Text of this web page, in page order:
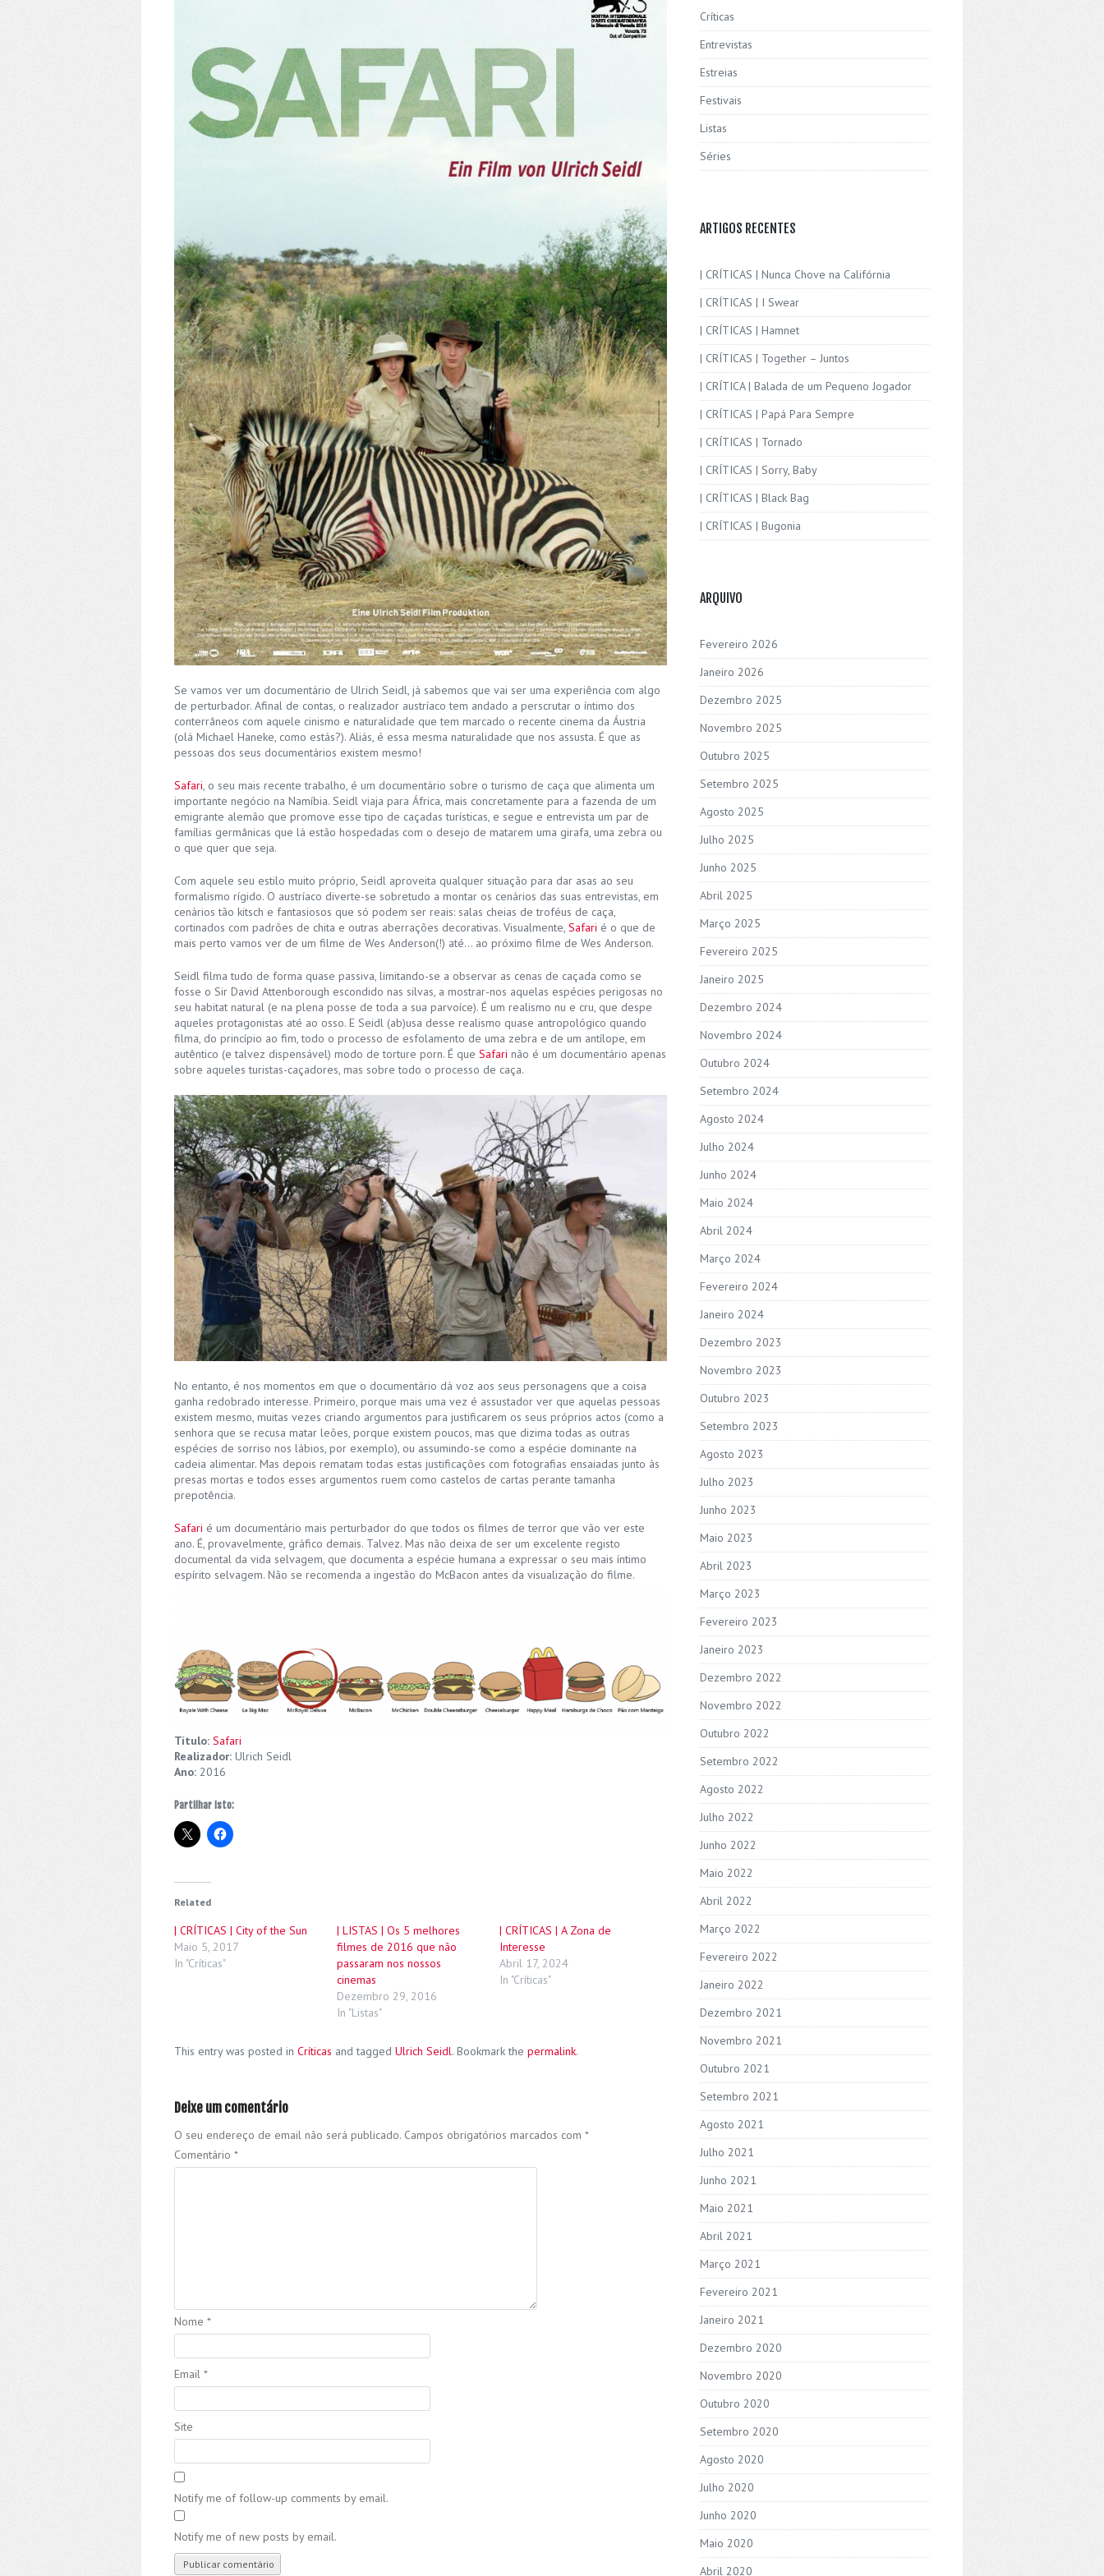
Se vamos ver um documentário de Ulrich Seidl, já sabemos que vai ser uma experiência com algo
de perturbador. Afinal de contas, o realizador austríaco tem andado a perscrutar o íntimo dos
conterrâneos com aquele cinismo e naturalidade que tem marcado o recente cinema da Áustria
(olá Michael Haneke, como estás?). Aliás, é essa mesma naturalidade que nos assusta. É que as
pessoas dos seus documentários existem mesmo!
Safari, o seu mais recente trabalho, é um documentário sobre o turismo de caça que alimenta um
importante negócio na Namíbia. Seidl viaja para África, mais concretamente para a fazenda de um
emigrante alemão que promove esse tipo de caçadas turísticas, e segue e entrevista um par de
famílias germânicas que lá estão hospedadas com o desejo de matarem uma girafa, uma zebra ou
o que quer que seja.
Com aquele seu estilo muito próprio, Seidl aproveita qualquer situação para dar asas ao seu
formalismo rígido. O austríaco diverte-se sobretudo a montar os cenários das suas entrevistas, em
cenários tão kitsch e fantasiosos que só podem ser reais: salas cheias de troféus de caça,
cortinados com padrões de chita e outras aberrações decorativas. Visualmente, Safari é o que de
mais perto vamos ver de um filme de Wes Anderson(!) até… ao próximo filme de Wes Anderson.
Seidl filma tudo de forma quase passiva, limitando-se a observar as cenas de caçada como se
fosse o Sir David Attenborough escondido nas silvas, a mostrar-nos aquelas espécies perigosas no
seu habitat natural (e na plena posse de toda a sua parvoíce). É um realismo nu e cru, que despe
aqueles protagonistas até ao osso. E Seidl (ab)usa desse realismo quase antropológico quando
filma, do princípio ao fim, todo o processo de esfolamento de uma zebra e de um antílope, em
autêntico (e talvez dispensável) modo de torture porn. É que Safari não é um documentário apenas
sobre aqueles turistas-caçadores, mas sobre todo o processo de caça.
No entanto, é nos momentos em que o documentário dá voz aos seus personagens que a coisa
ganha redobrado interesse. Primeiro, porque mais uma vez é assustador ver que aquelas pessoas
existem mesmo, muitas vezes criando argumentos para justificarem os seus próprios actos (como a
senhora que se recusa matar leões, porque existem poucos, mas que dizima todas as outras
espécies de sorriso nos lábios, por exemplo), ou assumindo-se como a espécie dominante na
cadeia alimentar. Mas depois rematam todas estas justificações com fotografias ensaiadas junto às
presas mortas e todos esses argumentos ruem como castelos de cartas perante tamanha
prepotência.
Safari é um documentário mais perturbador do que todos os filmes de terror que vão ver este
ano. É, provavelmente, gráfico demais. Talvez. Mas não deixa de ser um excelente registo
documental da vida selvagem, que documenta a espécie humana a expressar o seu mais íntimo
espírito selvagem. Não se recomenda a ingestão do McBacon antes da visualização do filme.
Título: Safari
Realizador: Ulrich Seidl
Ano: 2016
Partilhar isto:
Related
| CRÍTICAS | City of the Sun
Maio 5, 2017
In "Críticas"
| LISTAS | Os 5 melhores
filmes de 2016 que não
passaram nos nossos
cinemas
Dezembro 29, 2016
In "Listas"
| CRÍTICAS | A Zona de
Interesse
Abril 17, 2024
In "Críticas"
This entry was posted in Críticas and tagged Ulrich Seidl. Bookmark the permalink.
Deixe um comentário
O seu endereço de email não será publicado. Campos obrigatórios marcados com *
Comentário *
Nome *
Email *
Site
Notify me of follow-up comments by email.
Notify me of new posts by email.
Críticas
Entrevistas
Estreias
Festivais
Listas
Séries
ARTIGOS RECENTES
| CRÍTICAS | Nunca Chove na Califórnia
| CRÍTICAS | I Swear
| CRÍTICAS | Hamnet
| CRÍTICAS | Together – Juntos
| CRÍTICA | Balada de um Pequeno Jogador
| CRÍTICAS | Papá Para Sempre
| CRÍTICAS | Tornado
| CRÍTICAS | Sorry, Baby
| CRÍTICAS | Black Bag
| CRÍTICAS | Bugonia
ARQUIVO
Fevereiro 2026
Janeiro 2026
Dezembro 2025
Novembro 2025
Outubro 2025
Setembro 2025
Agosto 2025
Julho 2025
Junho 2025
Abril 2025
Março 2025
Fevereiro 2025
Janeiro 2025
Dezembro 2024
Novembro 2024
Outubro 2024
Setembro 2024
Agosto 2024
Julho 2024
Junho 2024
Maio 2024
Abril 2024
Março 2024
Fevereiro 2024
Janeiro 2024
Dezembro 2023
Novembro 2023
Outubro 2023
Setembro 2023
Agosto 2023
Julho 2023
Junho 2023
Maio 2023
Abril 2023
Março 2023
Fevereiro 2023
Janeiro 2023
Dezembro 2022
Novembro 2022
Outubro 2022
Setembro 2022
Agosto 2022
Julho 2022
Junho 2022
Maio 2022
Abril 2022
Março 2022
Fevereiro 2022
Janeiro 2022
Dezembro 2021
Novembro 2021
Outubro 2021
Setembro 2021
Agosto 2021
Julho 2021
Junho 2021
Maio 2021
Abril 2021
Março 2021
Fevereiro 2021
Janeiro 2021
Dezembro 2020
Novembro 2020
Outubro 2020
Setembro 2020
Agosto 2020
Julho 2020
Junho 2020
Maio 2020
Abril 2020